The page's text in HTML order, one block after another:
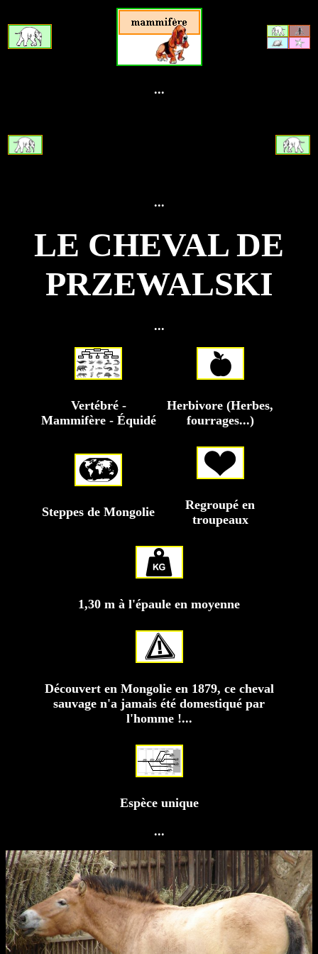
...
...
LE CHEVAL DE
PRZEWALSKI
...
Vertébré -
Mammifère - Équidé
Herbivore (Herbes,
fourrages...)
Steppes de Mongolie
Regroupé en
troupeaux
1,30 m à l'épaule en moyenne
Découvert en Mongolie en 1879, ce cheval
sauvage n'a jamais été domestiqué par
l'homme !...
Espèce unique
...